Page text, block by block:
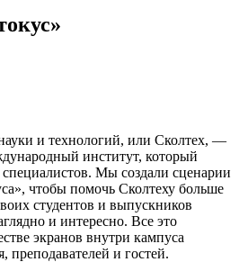
и технологий, или Сколтех, —
институт, который
Мы создали сценарии
чтобы помочь Сколтеху больше
студентов и выпускников
и интересно. Все это
экранов внутри кампуса
преподавателей и гостей.